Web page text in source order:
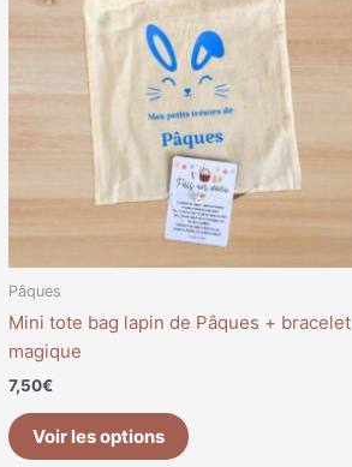
Pâques
Mini tote bag lapin de Pâques + bracelet
magique
7,50€
Voir les options